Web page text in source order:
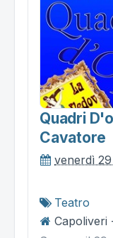
Quadri
Cavatore
venerdì 29
Teatro
Capoliveri